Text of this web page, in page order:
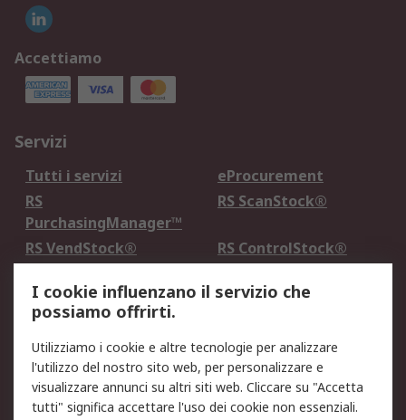
Accettiamo
Servizi
Tutti i servizi
eProcurement
RS
PurchasingManager™
RS ScanStock®
RS VendStock®
RS ControlStock®
Legale
Informativa Cookie
Informativa Privacy -
Aggiornata
Email Security
Termini d'uso
I cookie influenzano il servizio che
possiamo offrirti.
Utilizziamo i cookie e altre tecnologie per analizzare
l'utilizzo del nostro sito web, per personalizzare e
visualizzare annunci su altri siti web. Cliccare su "Accetta
tutti" significa accettare l'uso dei cookie non essenziali.